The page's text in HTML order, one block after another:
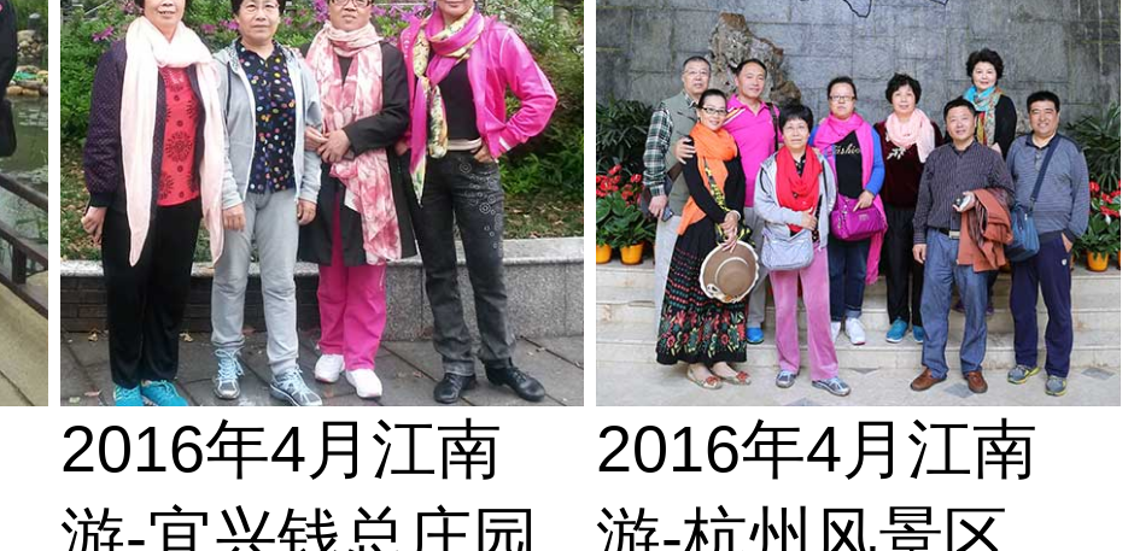
2016年4月江南
游-宜兴钱总庄园
2016年4月江南
游-杭州风景区